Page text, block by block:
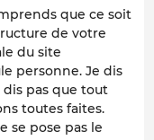
que ce soit
de votre
du site
personne. Je dis
dis pas que tout
toutes faites.
se pose pas le